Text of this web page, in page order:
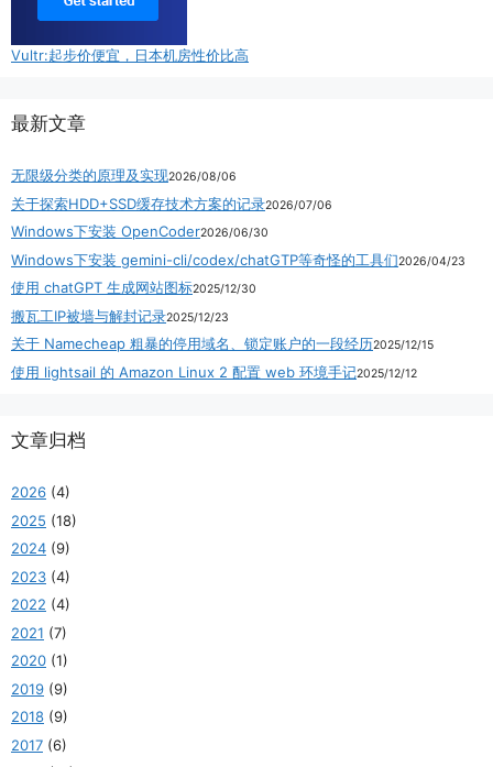
Vultr:起步价便宜，日本机房性价比高
最新文章
无限级分类的原理及实现2026/08/06
关于探索HDD+SSD缓存技术方案的记录2026/07/06
Windows下安装 OpenCoder2026/06/30
Windows下安装 gemini-cli/codex/chatGTP等奇怪的工具们2026/04/23
使用 chatGPT 生成网站图标2025/12/30
搬瓦工IP被墙与解封记录2025/12/23
关于 Namecheap 粗暴的停用域名、锁定账户的一段经历2025/12/15
使用 lightsail 的 Amazon Linux 2 配置 web 环境手记2025/12/12
文章归档
2026 (4)
2025 (18)
2024 (9)
2023 (4)
2022 (4)
2021 (7)
2020 (1)
2019 (9)
2018 (9)
2017 (6)